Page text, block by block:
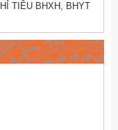
TIÊU BHXH, BHYT